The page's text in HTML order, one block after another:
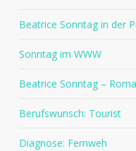
Beatrice Sonntag in der
Sonntag im WWW
Beatrice Sonntag –
Berufswunsch: Tourist
Diagnose: Fernweh